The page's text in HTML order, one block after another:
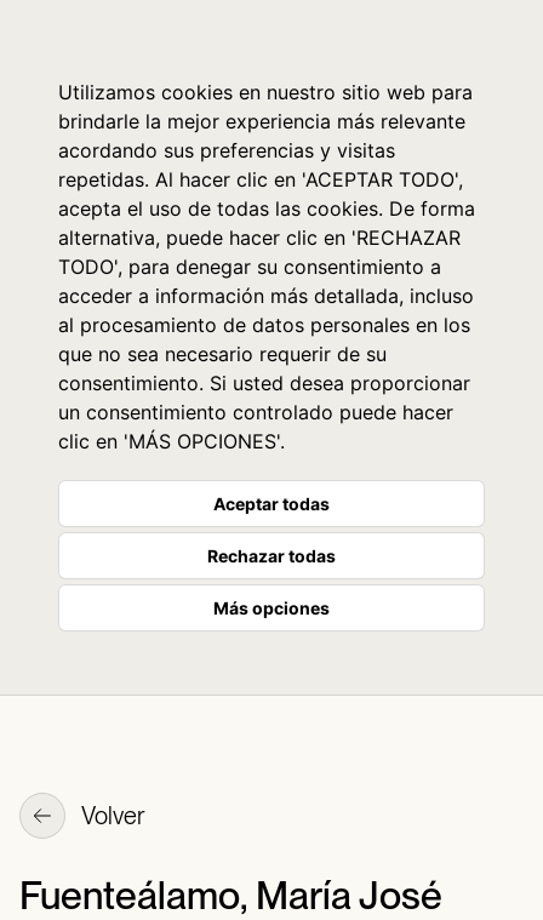
Utilizamos cookies en nuestro sitio web para
brindarle la mejor experiencia más relevante
acordando sus preferencias y visitas
repetidas. Al hacer clic en 'ACEPTAR TODO',
acepta el uso de todas las cookies. De forma
alternativa, puede hacer clic en 'RECHAZAR
TODO', para denegar su consentimiento a
acceder a información más detallada, incluso
al procesamiento de datos personales en los
que no sea necesario requerir de su
consentimiento. Si usted desea proporcionar
un consentimiento controlado puede hacer
clic en 'MÁS OPCIONES'.
Aceptar todas
Rechazar todas
Más opciones
Volver
Fuenteálamo, María José